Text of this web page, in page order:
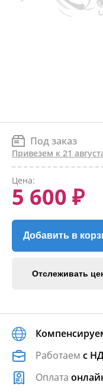
Под заказ
Привезем к 21
Цена:
5 600 ₽
Добавить в
Отслеживать
Работаем с
Оплата